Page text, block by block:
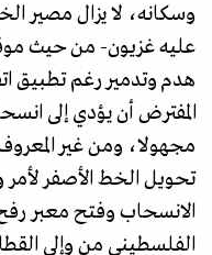
وسكانه، لا يزال مصير
عليه غزيون- من حيث
هدم وتدمير رغم تطبيق
المفترض أن يؤدي إلى
مجهولا، ومن غير
تحويل الخط الأصفر
الانسحاب وفتح معبر
الفلسطيني من وإلى